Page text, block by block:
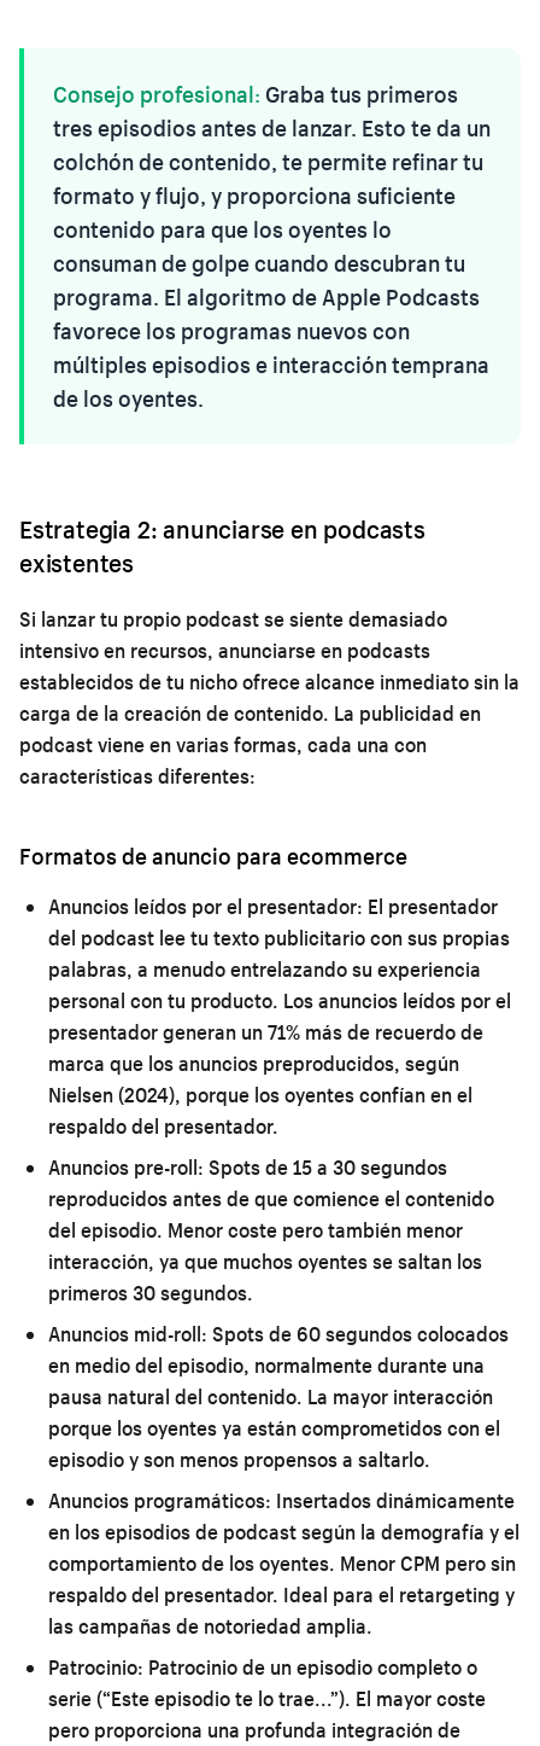
Consejo profesional: Graba tus primeros
tres episodios antes de lanzar. Esto te da un
colchón de contenido, te permite refinar tu
formato y flujo, y proporciona suficiente
contenido para que los oyentes lo
consuman de golpe cuando descubran tu
programa. El algoritmo de Apple Podcasts
favorece los programas nuevos con
múltiples episodios e interacción temprana
de los oyentes.
Estrategia 2: anunciarse en podcasts
existentes
Si lanzar tu propio podcast se siente demasiado
intensivo en recursos, anunciarse en podcasts
establecidos de tu nicho ofrece alcance inmediato sin la
carga de la creación de contenido. La publicidad en
podcast viene en varias formas, cada una con
características diferentes:
Formatos de anuncio para ecommerce
Anuncios leídos por el presentador: El presentador
del podcast lee tu texto publicitario con sus propias
palabras, a menudo entrelazando su experiencia
personal con tu producto. Los anuncios leídos por el
presentador generan un 71% más de recuerdo de
marca que los anuncios preproducidos, según
Nielsen (2024), porque los oyentes confían en el
respaldo del presentador.
Anuncios pre-roll: Spots de 15 a 30 segundos
reproducidos antes de que comience el contenido
del episodio. Menor coste pero también menor
interacción, ya que muchos oyentes se saltan los
primeros 30 segundos.
Anuncios mid-roll: Spots de 60 segundos colocados
en medio del episodio, normalmente durante una
pausa natural del contenido. La mayor interacción
porque los oyentes ya están comprometidos con el
episodio y son menos propensos a saltarlo.
Anuncios programáticos: Insertados dinámicamente
en los episodios de podcast según la demografía y el
comportamiento de los oyentes. Menor CPM pero sin
respaldo del presentador. Ideal para el retargeting y
las campañas de notoriedad amplia.
Patrocinio: Patrocinio de un episodio completo o
serie (“Este episodio te lo trae...”). El mayor coste
pero proporciona una profunda integración de